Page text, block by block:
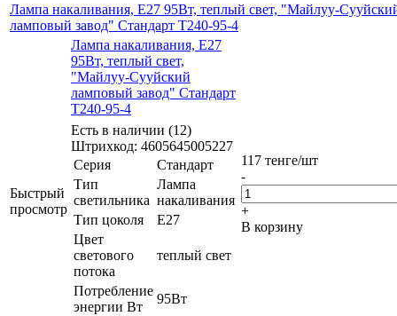
Лампа накаливания, E27 95Вт, теплый свет, "Майлуу-
ламповый завод" Стандарт Т240-95-4
Быстрый
просмотр
Лампа накаливания, E27
95Вт, теплый свет,
"Майлуу-Сууйский
ламповый завод" Стандарт
Т240-95-4
Есть в наличии (12)
Штрихкод: 4605645005227
Серия
Стандарт
Тип
светильника
Лампа
накаливания
Тип цоколя
E27
Цвет
светового
потока
теплый свет
Потребление
энергии Вт
95Вт
117 тенге/шт
-
+
В корзину